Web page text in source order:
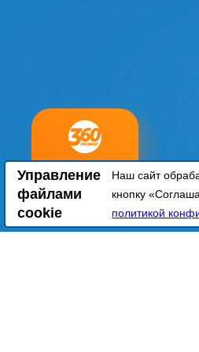
Управление
файлами
cookie
Наш сайт
кнопку
политикой
Любое
оборудование